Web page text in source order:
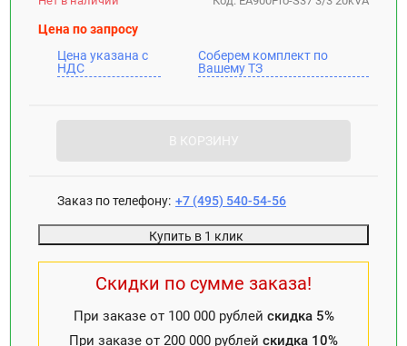
Цена по запросу
Цена указана с
НДС
Соберем комплект по
Вашему ТЗ
В КОРЗИНУ
Заказ по телефону: +7 (495) 540-54-56
Купить в 1 клик
Скидки по сумме заказа!
При заказе от 100 000 рублей скидка 5%
При заказе от 200 000 рублей скидка 10%